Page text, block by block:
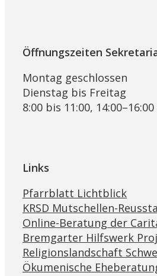
Öffnungszeiten
Montag geschlossen
Dienstag bis Freitag
8:00 bis 11:00,
Links
Pfarrblatt Lichtblick
KRSD Mutschellen-
Online-Beratung der
Bremgarter Hilfswerk
Religionslandschaft
Ökumenische